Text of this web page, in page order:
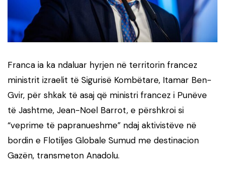
Franca ia ka ndaluar hyrjen në territorin francez
ministrit izraelit të Sigurisë Kombëtare, Itamar Ben-
Gvir, për shkak të asaj që ministri francez i Punëve
të Jashtme, Jean-Noel Barrot, e përshkroi si
“veprime të papranueshme” ndaj aktivistëve në
bordin e Flotiljes Globale Sumud me destinacion
Gazën, transmeton Anadolu.